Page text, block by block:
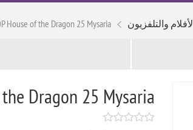
لأفلام والتلفزيون House of the Dragon 25 Mysaria
Dragon 25 Mysaria